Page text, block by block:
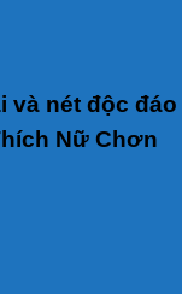
và nét độc đáo
Nữ Chơn